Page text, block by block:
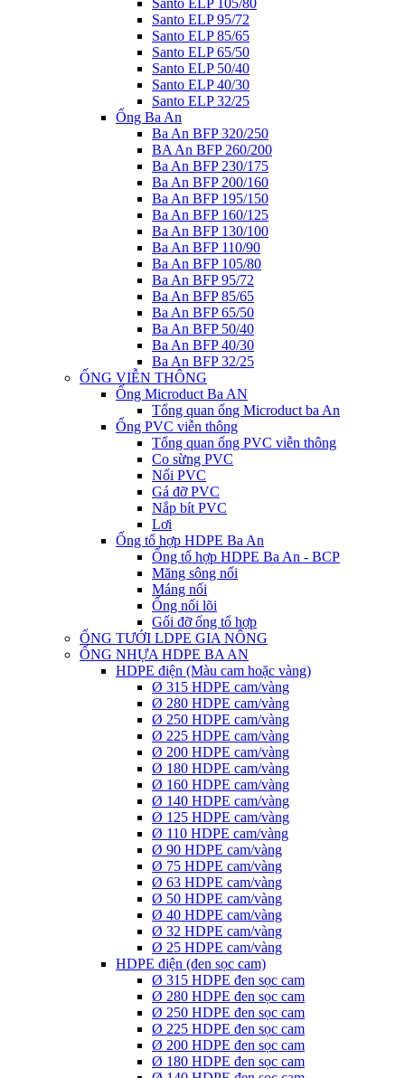
Santo ELP 105/80
Santo ELP 95/72
Santo ELP 85/65
Santo ELP 65/50
Santo ELP 50/40
Santo ELP 40/30
Santo ELP 32/25
Ống Ba An
Ba An BFP 320/250
BA An BFP 260/200
Ba An BFP 230/175
Ba An BFP 200/160
Ba An BFP 195/150
Ba An BFP 160/125
Ba An BFP 130/100
Ba An BFP 110/90
Ba An BFP 105/80
Ba An BFP 95/72
Ba An BFP 85/65
Ba An BFP 65/50
Ba An BFP 50/40
Ba An BFP 40/30
Ba An BFP 32/25
ỐNG VIỄN THÔNG
Ống Microduct Ba AN
Tổng quan ống Microduct ba An
Ống PVC viễn thông
Tổng quan ống PVC viễn thông
Co sừng PVC
Nối PVC
Gá đỡ PVC
Nắp bít PVC
Lơi
Ống tổ hợp HDPE Ba An
Ống tổ hợp HDPE Ba An - BCP
Măng sông nối
Máng nối
Ống nối lõi
Gối đỡ ống tổ hợp
ỐNG TƯỚI LDPE GIA NÔNG
ỐNG NHỰA HDPE BA AN
HDPE điện (Màu cam hoặc vàng)
Ø 315 HDPE cam/vàng
Ø 280 HDPE cam/vàng
Ø 250 HDPE cam/vàng
Ø 225 HDPE cam/vàng
Ø 200 HDPE cam/vàng
Ø 180 HDPE cam/vàng
Ø 160 HDPE cam/vàng
Ø 140 HDPE cam/vàng
Ø 125 HDPE cam/vàng
Ø 110 HDPE cam/vàng
Ø 90 HDPE cam/vàng
Ø 75 HDPE cam/vàng
Ø 63 HDPE cam/vàng
Ø 50 HDPE cam/vàng
Ø 40 HDPE cam/vàng
Ø 32 HDPE cam/vàng
Ø 25 HDPE cam/vàng
HDPE điện (đen sọc cam)
Ø 315 HDPE đen sọc cam
Ø 280 HDPE đen sọc cam
Ø 250 HDPE đen sọc cam
Ø 225 HDPE đen sọc cam
Ø 200 HDPE đen sọc cam
Ø 180 HDPE đen sọc cam